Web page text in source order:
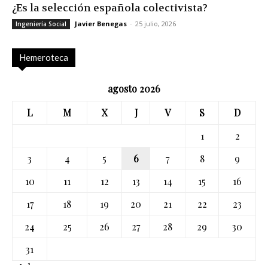
¿Es la selección española colectivista?
Ingeniería Social Javier Benegas - 25 julio, 2026
Hemeroteca
agosto 2026
L
M X J V S
D
1
2
3
4 5 6 7 8
9
10
11 12 13 14 15
16
17
18 19 20 21 22
23
24
25 26 27 28 29
30
31